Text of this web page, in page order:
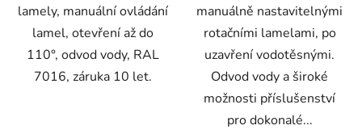
lamely, manuální ovládání
lamel, otevření až do
110°, odvod vody, RAL
7016, záruka 10 let.
manuálně nastavitelnými
rotačními lamelami, po
uzavření vodotěsnými.
Odvod vody a široké
možnosti příslušenství
pro dokonalé...